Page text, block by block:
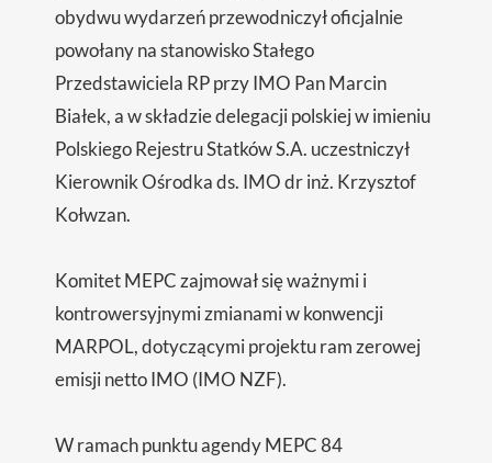
obydwu wydarzeń przewodniczył oficjalnie
powołany na stanowisko Stałego
Przedstawiciela RP przy IMO Pan Marcin
Białek, a w składzie delegacji polskiej w imieniu
Polskiego Rejestru Statków S.A. uczestniczył
Kierownik Ośrodka ds. IMO dr inż. Krzysztof
Kołwzan.
Komitet MEPC zajmował się ważnymi i
kontrowersyjnymi zmianami w konwencji
MARPOL, dotyczącymi projektu ram zerowej
emisji netto IMO (IMO NZF).
W ramach punktu agendy MEPC 84